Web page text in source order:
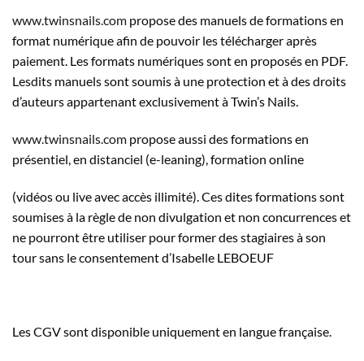
www.twinsnails.com propose des manuels de formations en
format numérique afin de pouvoir les télécharger après
paiement. Les formats numériques sont en proposés en PDF.
Lesdits manuels sont soumis à une protection et à des droits
d’auteurs appartenant exclusivement à Twin’s Nails.
www.twinsnails.com propose aussi des formations en
présentiel, en distanciel (e-leaning), formation online
(vidéos ou live avec accès illimité). Ces dites formations sont
soumises à la règle de non divulgation et non concurrences et
ne pourront être utiliser pour former des stagiaires à son
tour sans le consentement d’Isabelle LEBOEUF
Les CGV sont disponible uniquement en langue française.